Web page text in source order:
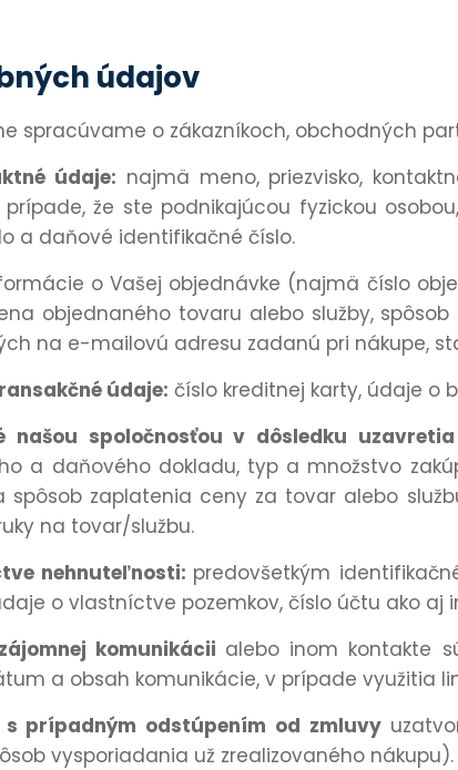
údajov
spracúvame o zákazníkoch, obchodných
údaje: najmä meno, priezvisko,
že ste podnikajúcou fyzickou
a daňové identifikačné číslo.
o Vašej objednávke (najmä číslo
objednaného tovaru alebo služby,
na e-mailovú adresu zadanú pri nákupe,
údaje: číslo kreditnej karty, údaje o
našou spoločnosťou v dôsledku
a daňového dokladu, typ a množstvo
spôsob zaplatenia ceny za tovar alebo
na tovar/službu.
nehnuteľnosti: predovšetkým
o vlastníctve pozemkov, číslo účtu ako aj
komunikácii alebo inom kontakte
a obsah komunikácie, v prípade využitia
prípadným odstúpením od zmluvy
vysporiadania už zrealizovaného nákupu).